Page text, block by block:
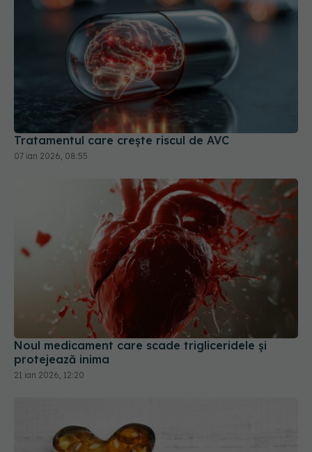
Tratamentul care crește riscul de AVC
07 ian 2026, 08:55
Noul medicament care scade trigliceridele și
protejează inima
21 ian 2026, 12:20